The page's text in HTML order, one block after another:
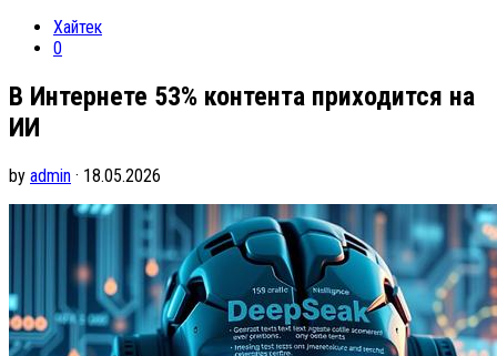
Хайтек
0
В Интернете 53% контента приходится на
ИИ
by admin · 18.05.2026